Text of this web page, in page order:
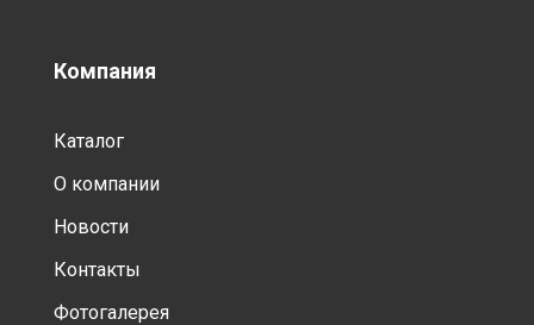
Компания
Каталог
О компании
Новости
Контакты
Фотогалерея